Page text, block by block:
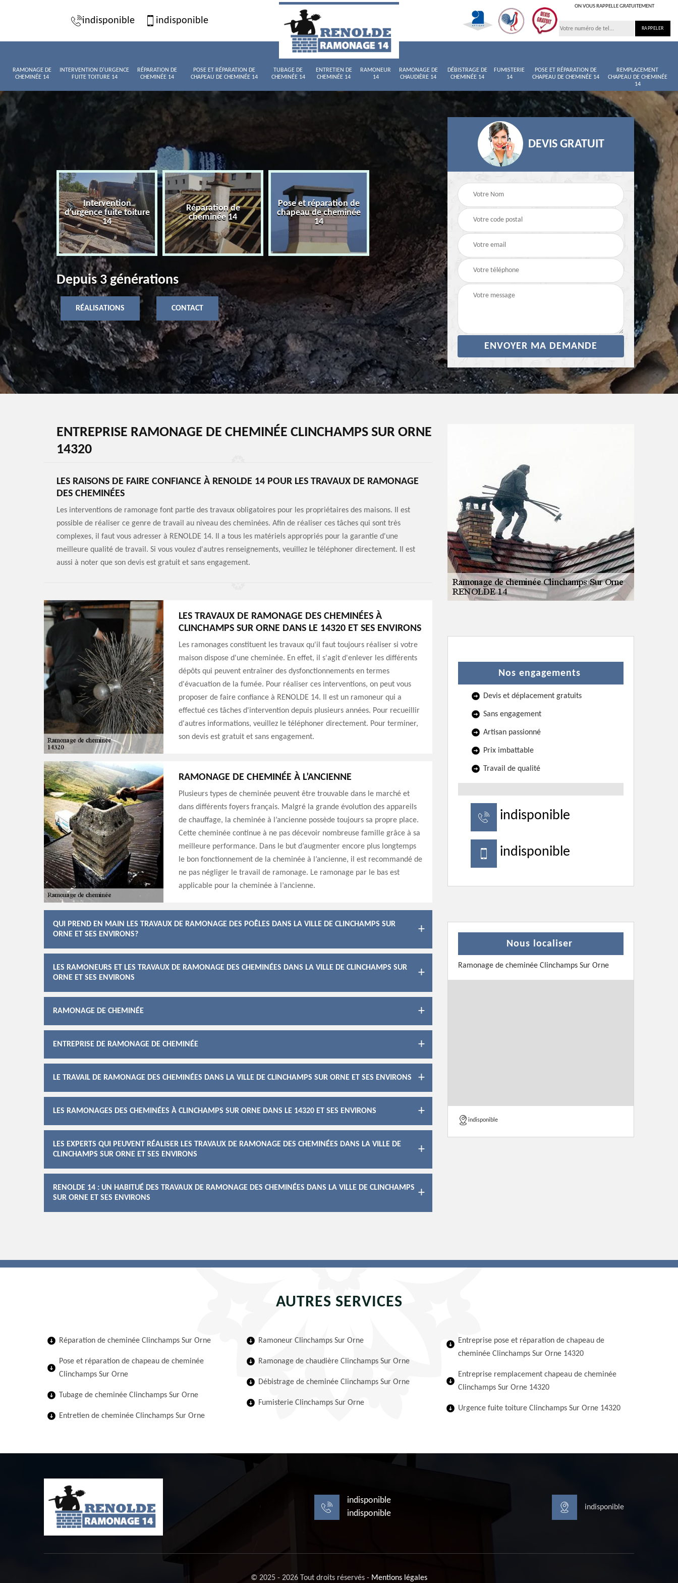
indisponible indisponible
ON VOUS RAPPELLE GRATUITEMENT
RAMONAGE DE
CHEMINÉE 14
INTERVENTION D'URGENCE
FUITE TOITURE 14
RÉPARATION DE
CHEMINÉE 14
POSE ET RÉPARATION DE
CHAPEAU DE CHEMINÉE 14
TUBAGE DE
CHEMINÉE 14
ENTRETIEN DE
CHEMINÉE 14
RAMONEUR
14
RAMONAGE DE
CHAUDIÈRE 14
DÉBISTRAGE DE
CHEMINÉE 14
FUMISTERIE
14
POSE ET RÉPARATION DE
CHAPEAU DE CHEMINÉE 14
REMPLACEMENT
CHAPEAU DE CHEMINÉE
14
de
14
Intervention
d'urgence fuite toiture
14
Réparation de
cheminée 14
Pose et réparation de
chapeau de cheminée
14
Tubage de cheminée
Entretien de cheminée
Ramoneur 14
Depuis 3 générations
RÉALISATIONS CONTACT
DEVIS GRATUIT
ENTREPRISE RAMONAGE DE CHEMINÉE CLINCHAMPS SUR ORNE
14320
LES RAISONS DE FAIRE CONFIANCE À RENOLDE 14 POUR LES TRAVAUX DE RAMONAGE
DES CHEMINÉES
Les interventions de ramonage font partie des travaux obligatoires pour les propriétaires des maisons. Il est
possible de réaliser ce genre de travail au niveau des cheminées. Afin de réaliser ces tâches qui sont très
complexes, il faut vous adresser à RENOLDE 14. Il a tous les matériels appropriés pour la garantie d'une
meilleure qualité de travail. Si vous voulez d'autres renseignements, veuillez le téléphoner directement. Il est
aussi à noter que son devis est gratuit et sans engagement.
LES TRAVAUX DE RAMONAGE DES CHEMINÉES À
CLINCHAMPS SUR ORNE DANS LE 14320 ET SES ENVIRONS
Les ramonages constituent les travaux qu'il faut toujours réaliser si votre
maison dispose d'une cheminée. En effet, il s'agit d'enlever les différents
dépôts qui peuvent entraîner des dysfonctionnements en termes
d'évacuation de la fumée. Pour réaliser ces interventions, on peut vous
proposer de faire confiance à RENOLDE 14. Il est un ramoneur qui a
effectué ces tâches d'intervention depuis plusieurs années. Pour recueillir
d'autres informations, veuillez le téléphoner directement. Pour terminer,
son devis est gratuit et sans engagement.
RAMONAGE DE CHEMINÉE À L’ANCIENNE
Plusieurs types de cheminée peuvent être trouvable dans le marché et
dans différents foyers français. Malgré la grande évolution des appareils
de chauffage, la cheminée à l’ancienne possède toujours sa propre place.
Cette cheminée continue à ne pas décevoir nombreuse famille grâce à sa
meilleure performance. Dans le but d’augmenter encore plus longtemps
le bon fonctionnement de la cheminée à l’ancienne, il est recommandé de
ne pas négliger le travail de ramonage. Le ramonage par le bas est
applicable pour la cheminée à l’ancienne.
QUI PREND EN MAIN LES TRAVAUX DE RAMONAGE DES POÊLES DANS LA VILLE DE CLINCHAMPS SUR
ORNE ET SES ENVIRONS?
LES RAMONEURS ET LES TRAVAUX DE RAMONAGE DES CHEMINÉES DANS LA VILLE DE CLINCHAMPS SUR
ORNE ET SES ENVIRONS
RAMONAGE DE CHEMINÉE
ENTREPRISE DE RAMONAGE DE CHEMINÉE
LE TRAVAIL DE RAMONAGE DES CHEMINÉES DANS LA VILLE DE CLINCHAMPS SUR ORNE ET SES ENVIRONS
LES RAMONAGES DES CHEMINÉES À CLINCHAMPS SUR ORNE DANS LE 14320 ET SES ENVIRONS
LES EXPERTS QUI PEUVENT RÉALISER LES TRAVAUX DE RAMONAGE DES CHEMINÉES DANS LA VILLE DE
CLINCHAMPS SUR ORNE ET SES ENVIRONS
RENOLDE 14 : UN HABITUÉ DES TRAVAUX DE RAMONAGE DES CHEMINÉES DANS LA VILLE DE CLINCHAMPS
SUR ORNE ET SES ENVIRONS
Nos engagements
Devis et déplacement gratuits
Sans engagement
Artisan passionné
Prix imbattable
Travail de qualité
indisponible
indisponible
Nous localiser
Ramonage de cheminée Clinchamps Sur Orne
indisponible
AUTRES SERVICES
Réparation de cheminée Clinchamps Sur Orne
Pose et réparation de chapeau de cheminée
Clinchamps Sur Orne
Tubage de cheminée Clinchamps Sur Orne
Entretien de cheminée Clinchamps Sur Orne
Ramoneur Clinchamps Sur Orne
Ramonage de chaudière Clinchamps Sur Orne
Débistrage de cheminée Clinchamps Sur Orne
Fumisterie Clinchamps Sur Orne
Entreprise pose et réparation de chapeau de
cheminée Clinchamps Sur Orne 14320
Entreprise remplacement chapeau de cheminée
Clinchamps Sur Orne 14320
Urgence fuite toiture Clinchamps Sur Orne 14320
indisponible
indisponible
indisponible
© 2025 - 2026 Tout droits réservés - Mentions légales